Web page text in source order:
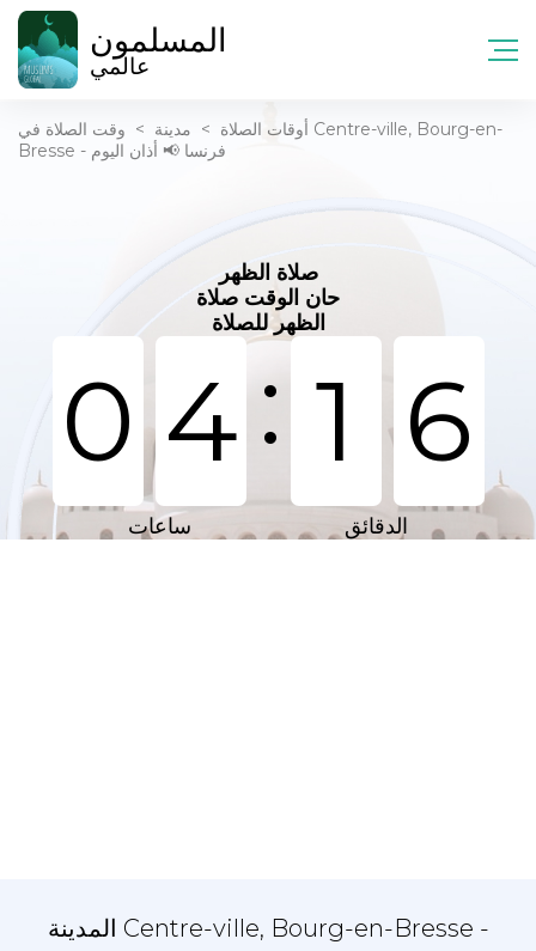
المسلمون
عالمي
أوقات الصلاة > مدينة > وقت الصلاة في Centre-ville, Bourg-en-
Bresse - فرنسا 📢 أذان اليوم
صلاة الظهر
حان الوقت صلاة
الظهر للصلاة
0 4: 1 6
ساعات الدقائق
المدينة Centre-ville, Bourg-en-Bresse -